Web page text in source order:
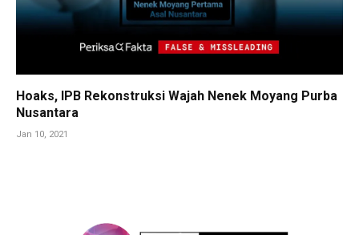
Hoaks, IPB Rekonstruksi Wajah Nenek Moyang Purba
Nusantara
Jan 10, 2021